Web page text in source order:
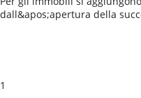
dall&apos;apertura della
1